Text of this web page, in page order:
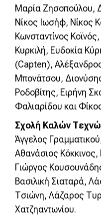
Μαρία Ζησοπούλου,
Νίκος Ιωσήφ, Νίκος
Κωνσταντίνος
Κυρκιλή, Ευδοκία
(Capten),
Μπονάτσου,
Ροδοβίτης, Ειρήνη
Φαλιαρίδου και
Σχολή Καλών
Άγγελος
Αθανάσιος
Γιώργος
Βασιλική Σιαταρά,
Τσιώνη, Λάζαρος
Χατζηαντωνίου.